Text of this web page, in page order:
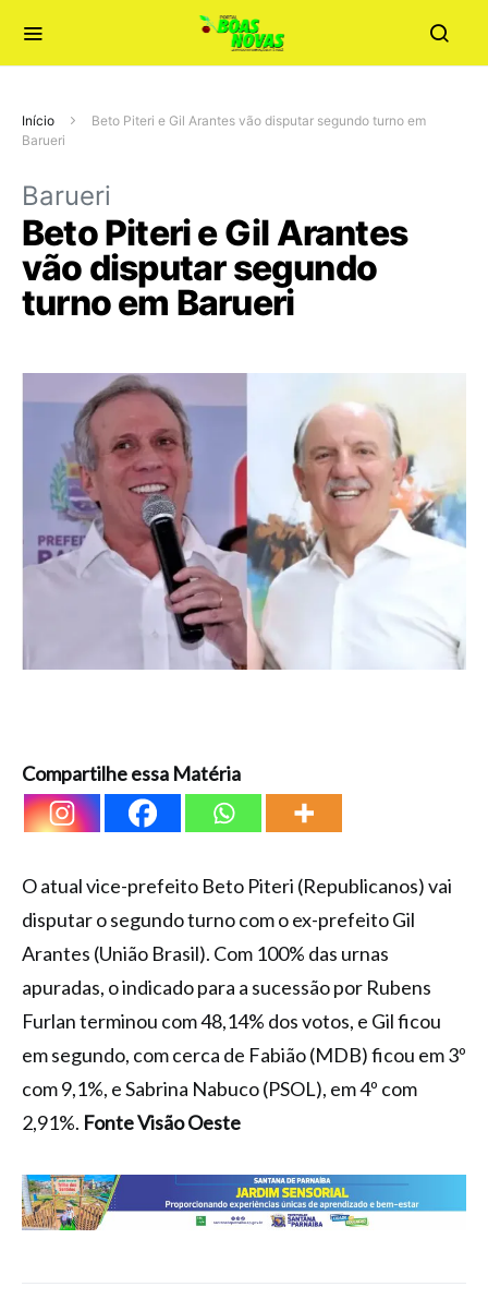
Início
Beto Piteri e Gil Arantes vão disputar segundo turno em
Barueri
Barueri
Beto Piteri e Gil Arantes
vão disputar segundo
turno em Barueri
Compartilhe essa Matéria
O atual vice-prefeito Beto Piteri (Republicanos) vai
disputar o segundo turno com o ex-prefeito Gil
Arantes (União Brasil). Com 100% das urnas
apuradas, o indicado para a sucessão por Rubens
Furlan terminou com 48,14% dos votos, e Gil ficou
em segundo, com cerca de Fabião (MDB) ficou em 3º
com 9,1%, e Sabrina Nabuco (PSOL), em 4º com
2,91%. Fonte Visão Oeste